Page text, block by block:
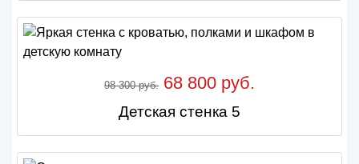
98 300 руб. 68 800 руб.
Детская стенка 5